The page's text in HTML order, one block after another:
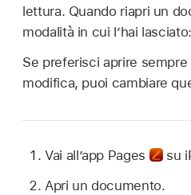
lettura. Quando riapri un
modalità in cui l’hai
Se preferisci aprire
modifica, puoi cambiare
Vai all’app Pages
su
Apri un documento.